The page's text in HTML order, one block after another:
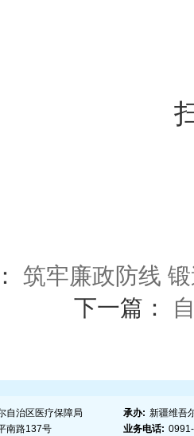
筑牢廉政防线
篇：
自治区医疗保障局 承办: 新疆维吾
南路137号 业务电话: